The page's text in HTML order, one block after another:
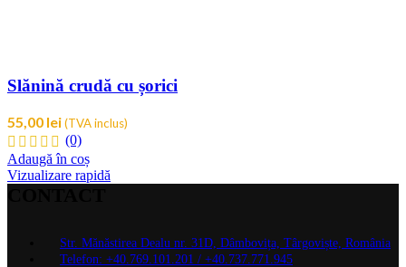
Slănină crudă cu șorici
55,00 lei(TVA inclus)
(0)
Adaugă în coș
Vizualizare rapidă
Str. Mănăstirea Dealu nr. 31D, Dâmbovița, Târgoviște, România
Telefon: +40.769.101.201 / +40.737.771.945